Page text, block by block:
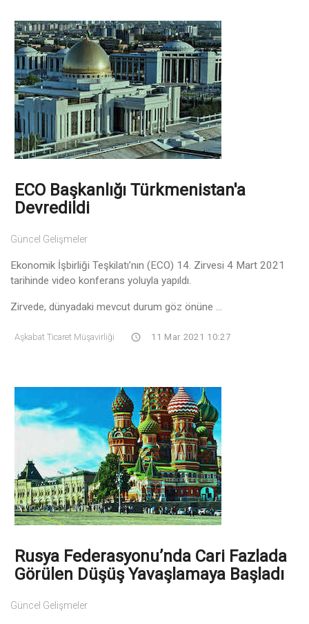
ECO Başkanlığı Türkmenistan'a
Devredildi
Güncel Gelişmeler
Ekonomik İşbirliği Teşkilatı’nın (ECO) 14. Zirvesi 4 Mart 2021
tarihinde video konferans yoluyla yapıldı.
Zirvede, dünyadaki mevcut durum göz önüne ...
Aşkabat Ticaret Müşavirliği 11 Mar 2021 10:27
Rusya Federasyonu’nda Cari Fazlada
Görülen Düşüş Yavaşlamaya Başladı
Güncel Gelişmeler